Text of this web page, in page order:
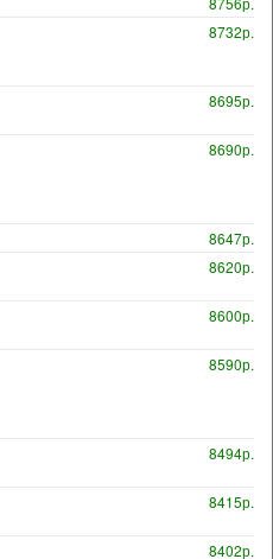
8732р.
8695р.
8690р.
8647р.
8620р.
8600р.
8590р.
8494р.
8415р.
8402р.